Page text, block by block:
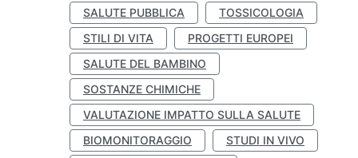
SALUTE PUBBLICA
TOSSICOLOGIA
STILI DI VITA
PROGETTI EUROPEI
SALUTE DEL BAMBINO
SOSTANZE CHIMICHE
VALUTAZIONE IMPATTO SULLA SALUTE
BIOMONITORAGGIO
STUDI IN VIVO